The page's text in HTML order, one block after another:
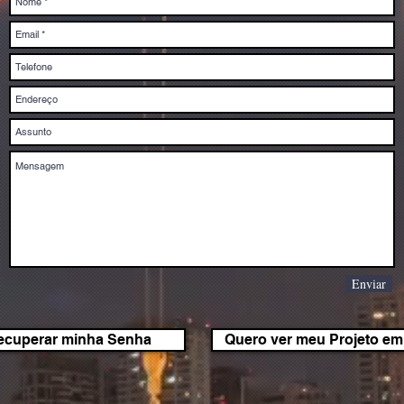
Enviar
minha Senha Quero ver meu Projeto